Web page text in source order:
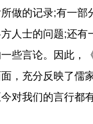
做的记录;有一部
人士的问题;还有
些言论。因此，
，充分反映了儒
对我们的言行都